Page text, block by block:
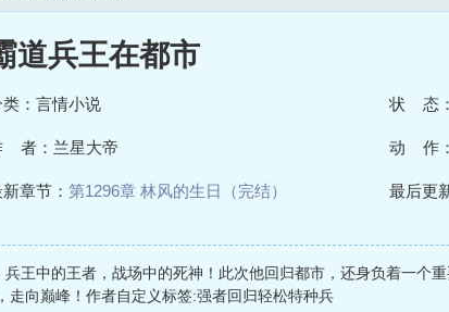
道兵王在都市
类：言情小说 状 态
者：兰星大帝 动 作：
章节： 第1296章 林风的生日（完结） 最后更
王中的王者，战场中的死神！此次他回归都市，还身负着一个
走向巅峰！作者自定义标签:强者回归轻松特种兵